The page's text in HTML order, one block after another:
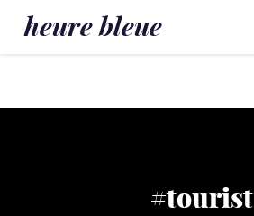
heure bleue
#tourist